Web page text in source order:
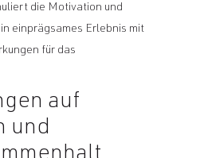
die Motivation und
einprägsames Erlebnis mit
für das
auf
und